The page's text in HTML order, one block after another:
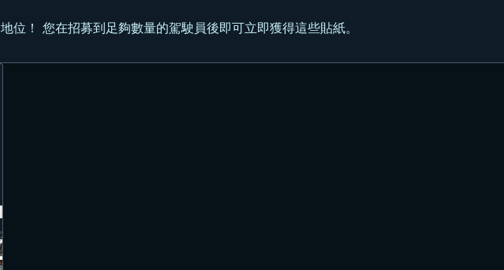
位！ 您在招募到足夠數量的駕駛員後即可立即獲得這些貼紙。